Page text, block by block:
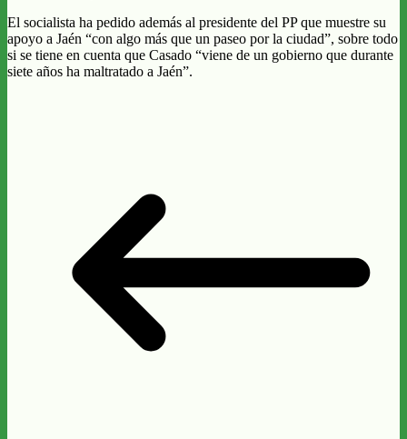
El socialista ha pedido además al presidente del PP que muestre su
apoyo a Jaén “con algo más que un paseo por la ciudad”, sobre todo
si se tiene en cuenta que Casado “viene de un gobierno que durante
siete años ha maltratado a Jaén”.